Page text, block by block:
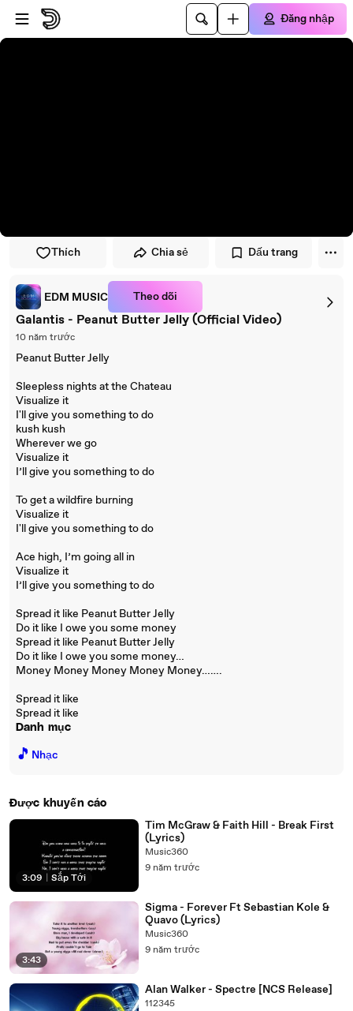
Đi đến trình phát
Đi đến nội dung chính
Đăng nhập
Thích Chia sẻ Dấu trang
EDM MUSIC Theo dõi
Galantis - Peanut Butter Jelly (Official Video)
10 năm trước
Peanut Butter Jelly
Sleepless nights at the Chateau
Visualize it
I'll give you something to do
kush kush
Wherever we go
Visualize it
I’ll give you something to do
To get a wildfire burning
Visualize it
I'll give you something to do
Ace high, I’m going all in
Visualize it
I’ll give you something to do
Spread it like Peanut Butter Jelly
Do it like I owe you some money
Spread it like Peanut Butter Jelly
Do it like I owe you some money…
Money Money Money Money Money…….
Spread it like
Spread it like
Danh mục
🎵 Nhạc
Được khuyến cáo
3:09 Sắp Tới
Tim McGraw & Faith Hill - Break First
(Lyrics)
Music360
9 năm trước
3:43
Sigma - Forever Ft Sebastian Kole &
Quavo (Lyrics)
Music360
9 năm trước
Alan Walker - Spectre [NCS Release]
112345